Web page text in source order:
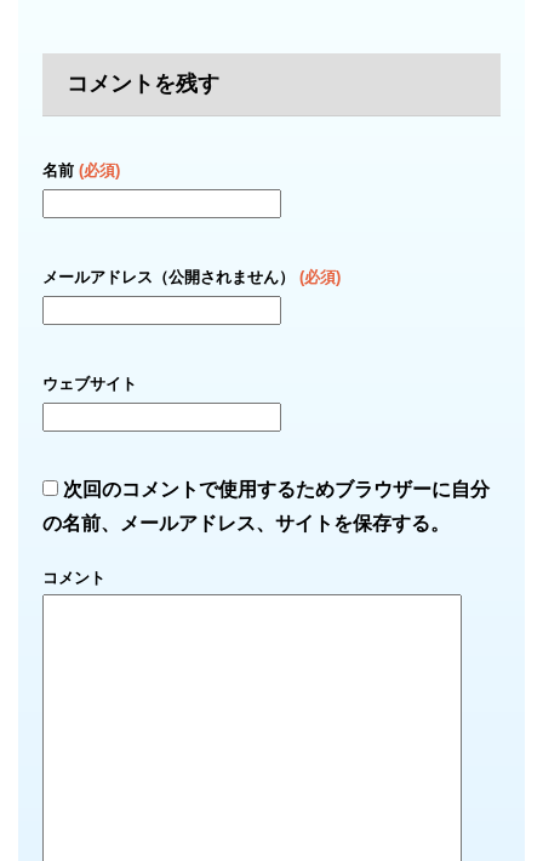
コメントを残す
名前 (必須)
メールアドレス（公開されません） (必須)
ウェブサイト
次回のコメントで使用するためブラウザーに自分
の名前、メールアドレス、サイトを保存する。
コメント